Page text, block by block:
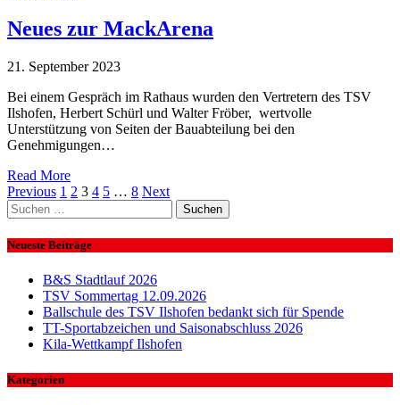
Neues zur MackArena
21. September 2023
Bei einem Gespräch im Rathaus wurden den Vertretern des TSV
Ilshofen, Herbert Schürl und Walter Fröber, wertvolle
Unterstützung von Seiten der Bauabteilung bei den
Genehmigungen…
Read More
Previous 1 2 3 4 5 … 8 Next
Suchen
nach:
Neueste Beiträge
B&S Stadtlauf 2026
TSV Sommertag 12.09.2026
Ballschule des TSV Ilshofen bedankt sich für Spende
TT-Sportabzeichen und Saisonabschluss 2026
Kila-Wettkampf Ilshofen
Kategorien